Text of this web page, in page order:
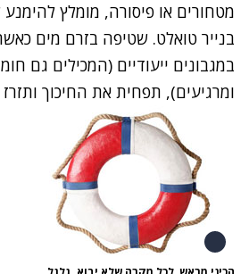
מטחורים או פיסורה, מומלץ להימנע
בנייר טואלט. שטיפה בזרם מים
במגבונים ייעודיים (המכילים גם
ומרגיעים), תפחית את החיכוך